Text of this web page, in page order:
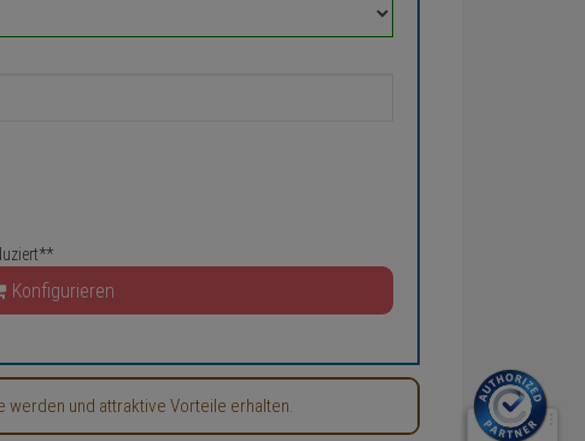
Konfigurieren
und attraktive Vorteile erhalten.